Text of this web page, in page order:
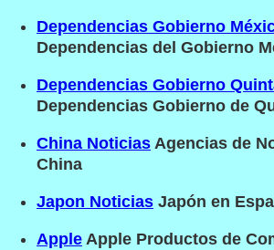
Dependencias Gobierno
Dependencias del Gobierno
Dependencias Gobierno
Dependencias Gobierno de
China Noticias Agencias de
China
Japon Noticias Japón en
Apple Apple Productos de